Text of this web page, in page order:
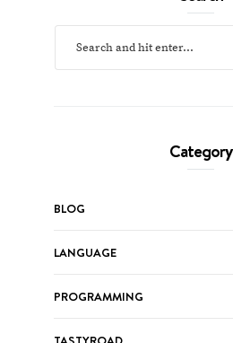
Category
BLOG
LANGUAGE
PROGRAMMING